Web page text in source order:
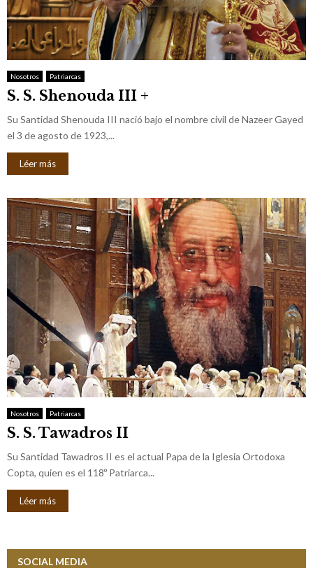
Nosotros Patriarcas
S. S. Shenouda III +
Su Santidad Shenouda III nació bajo el nombre civil de Nazeer Gayed
el 3 de agosto de 1923,...
Léer más
Nosotros Patriarcas
S. S. Tawadros II
Su Santidad Tawadros II es el actual Papa de la Iglesia Ortodoxa
Copta, quien es el 118º Patriarca...
Léer más
SOCIAL MEDIA